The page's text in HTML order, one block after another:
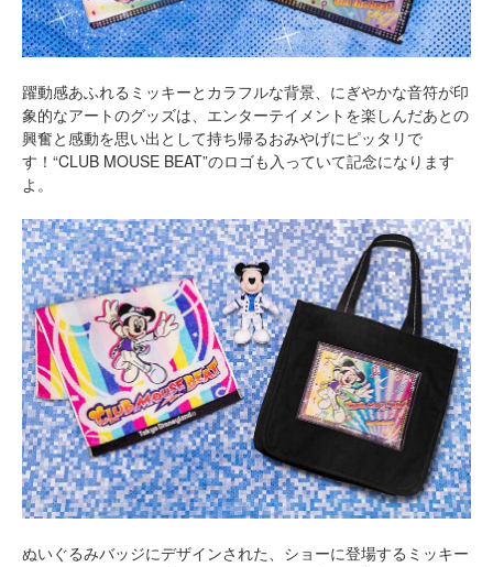
躍動感あふれるミッキーとカラフルな背景、にぎやかな音符が印
象的なアートのグッズは、エンターテイメントを楽しんだあとの
興奮と感動を思い出として持ち帰るおみやげにピッタリで
す！“CLUB MOUSE BEAT”のロゴも入っていて記念になります
よ。
ぬいぐるみバッジにデザインされた、ショーに登場するミッキー